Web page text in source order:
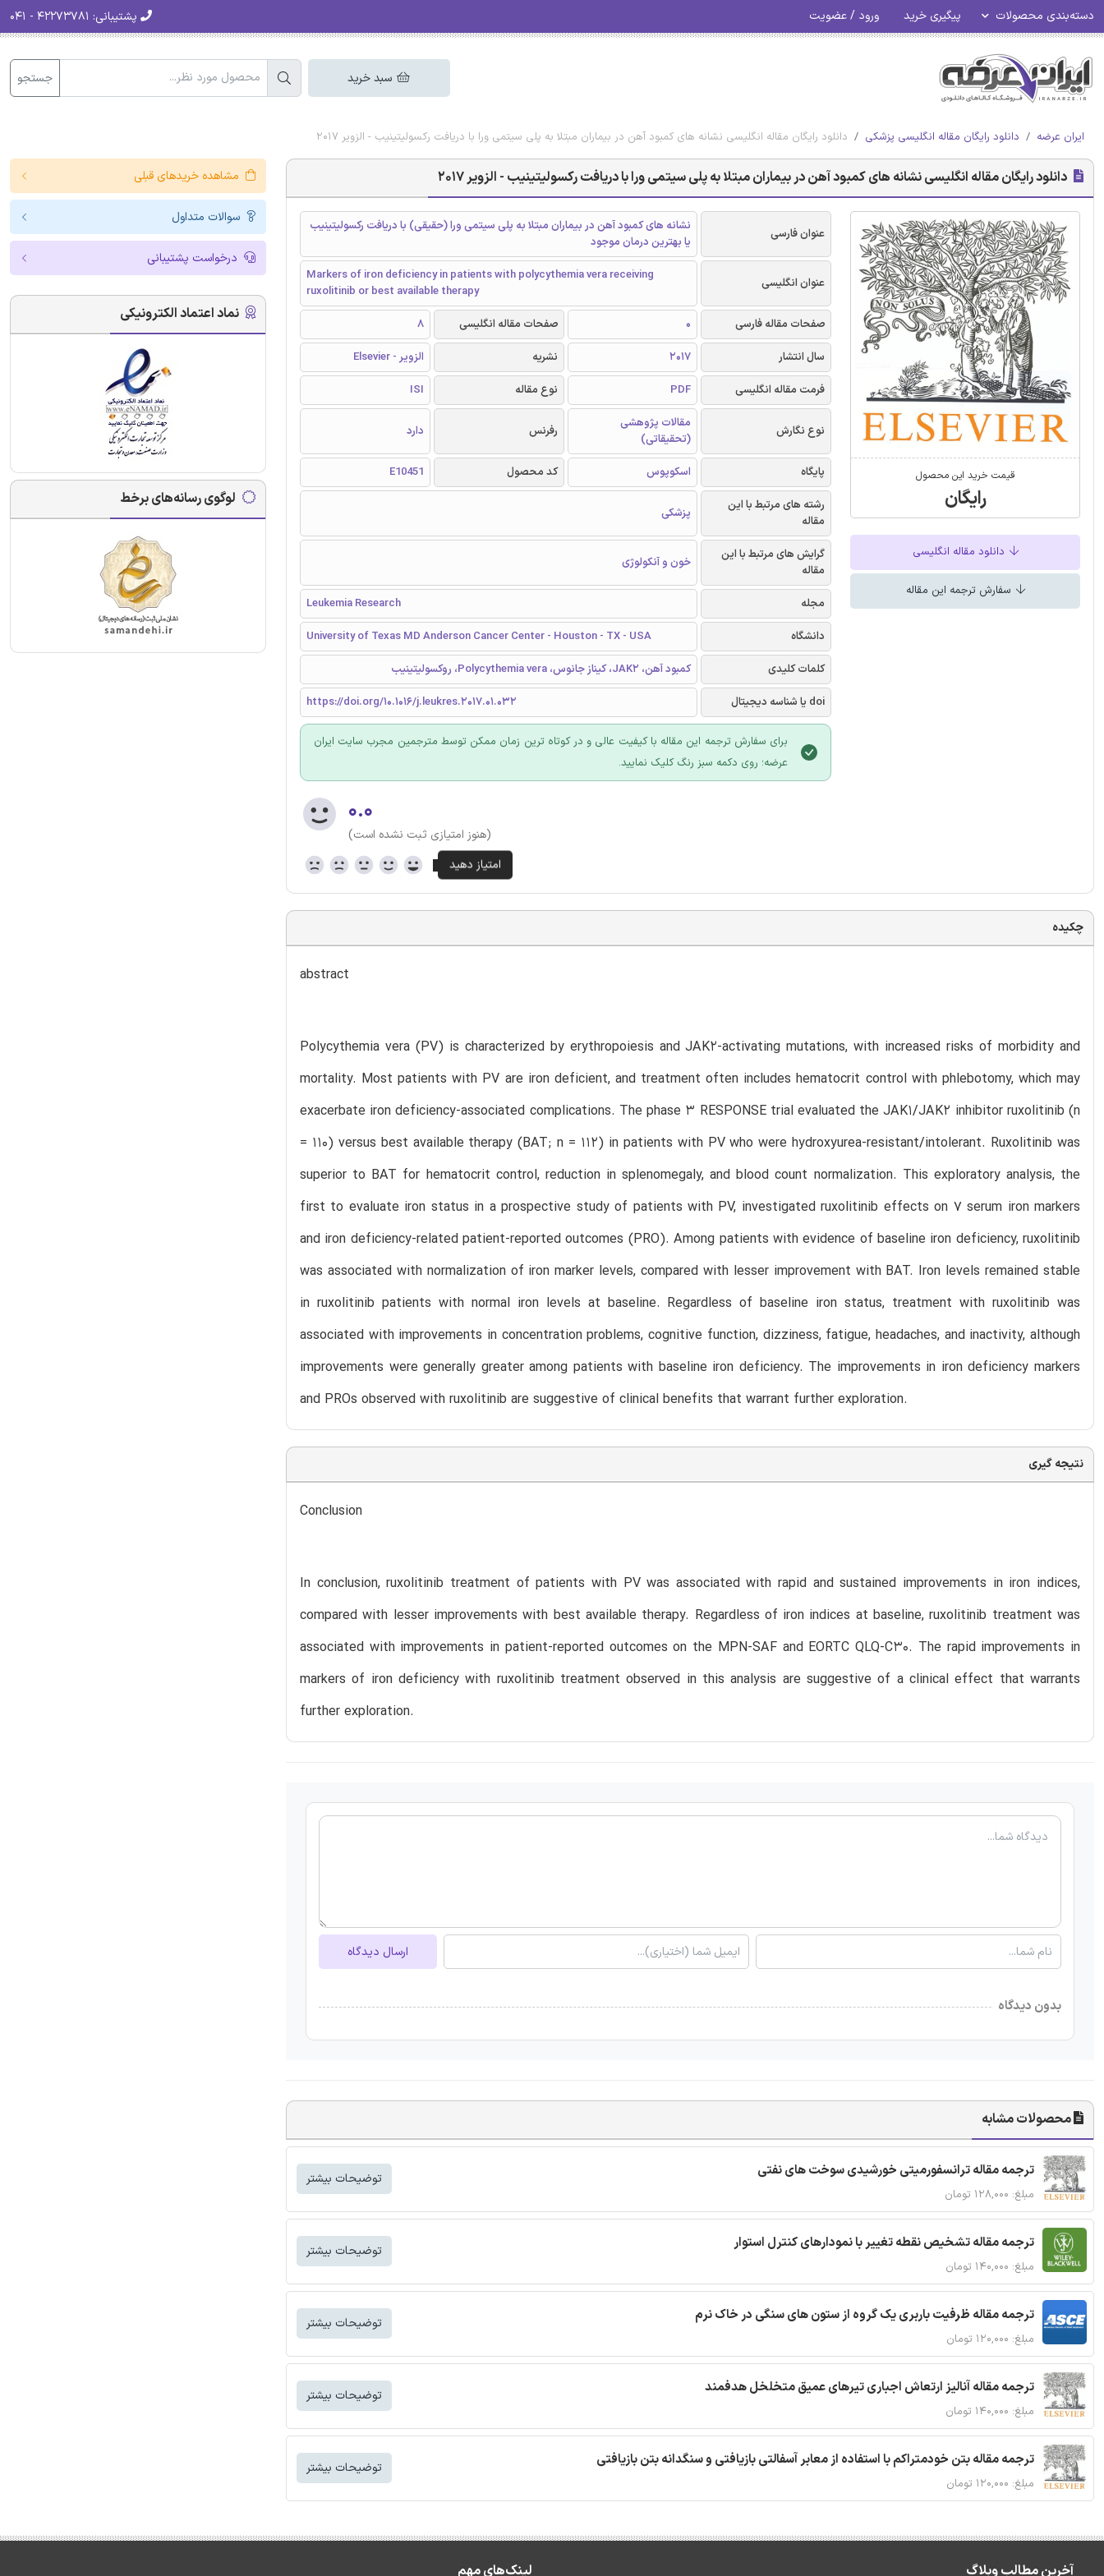
دسته‌بندی محصولات پیگیری خرید ورود / عضویت پشتیبانی:
سبد خرید جستجو
ایران عرضه دانلود رایگان مقاله انگلیسی پزشکی دانلود رایگان مقاله انگلیسی نشانه های کمبود آهن در بیماران مبتلا به پلی سیتمی ورا با دریافت رکسولیتینیب - الزویر 2017
دانلود رایگان مقاله انگلیسی نشانه های کمبود آهن در بیماران مبتلا به پلی سیتمی ورا با دریافت رکسولیتینیب - الزویر 2017
قیمت خرید این محصول
رایگان
دانلود مقاله انگلیسی
سفارش ترجمه این مقاله
عنوان فارسی
نشانه های کمبود آهن در بیماران مبتلا به پلی سیتمی ورا (حقیقی) با دریافت رکسولیتینیب
یا بهترین درمان موجود
عنوان انگلیسی
Markers of iron deficiency in patients with polycythemia vera receiving
ruxolitinib or best available therapy
صفحات مقاله فارسی
0 صفحات مقاله انگلیسی
8
سال انتشار
2017 نشریه
الزویر - Elsevier
فرمت مقاله انگلیسی
PDF نوع مقاله ISI
نوع نگارش
مقالات پژوهشی
(تحقیقاتی)
رفرنس دارد
پایگاه اسکوپوس کد محصول
E10451
رشته های مرتبط با این
مقاله
پزشکی
گرایش های مرتبط با این
مقاله
خون و آنکولوژی
مجله
Leukemia Research
دانشگاه
University of Texas MD Anderson Cancer Center - Houston - TX - USA
کلمات کلیدی
کمبود آهن، JAK2، کیناز جانوس، Polycythemia vera، روکسولیتینیب
doi یا شناسه دیجیتال
https://doi.org/10.1016/j.leukres.2017.01.032
برای سفارش ترجمه این مقاله با کیفیت عالی و در کوتاه ترین زمان ممکن توسط مترجمین مجرب سایت ایران
عرضه؛ روی دکمه سبز رنگ کلیک نمایید.
۰.۰
(هنوز امتیازی ثبت نشده است)
چکیده
abstract
Polycythemia vera (PV) is characterized by erythropoiesis and JAK2-activating mutations, with increased risks of morbidity and
mortality. Most patients with PV are iron deficient, and treatment often includes hematocrit control with phlebotomy, which may
exacerbate iron deficiency-associated complications. The phase 3 RESPONSE trial evaluated the JAK1/JAK2 inhibitor ruxolitinib (n
= 110) versus best available therapy (BAT; n = 112) in patients with PV who were hydroxyurea-resistant/intolerant. Ruxolitinib was
superior to BAT for hematocrit control, reduction in splenomegaly, and blood count normalization. This exploratory analysis, the
first to evaluate iron status in a prospective study of patients with PV, investigated ruxolitinib effects on 7 serum iron markers
and iron deficiency-related patient-reported outcomes (PRO). Among patients with evidence of baseline iron deficiency, ruxolitinib
was associated with normalization of iron marker levels, compared with lesser improvement with BAT. Iron levels remained stable
in ruxolitinib patients with normal iron levels at baseline. Regardless of baseline iron status, treatment with ruxolitinib was
associated with improvements in concentration problems, cognitive function, dizziness, fatigue, headaches, and inactivity, although
improvements were generally greater among patients with baseline iron deficiency. The improvements in iron deficiency markers
and PROs observed with ruxolitinib are suggestive of clinical benefits that warrant further exploration.
نتیجه گیری
Conclusion
In conclusion, ruxolitinib treatment of patients with PV was associated with rapid and sustained improvements in iron indices,
compared with lesser improvements with best available therapy. Regardless of iron indices at baseline, ruxolitinib treatment was
associated with improvements in patient-reported outcomes on the MPN-SAF and EORTC QLQ-C30. The rapid improvements in
markers of iron deficiency with ruxolitinib treatment observed in this analysis are suggestive of a clinical effect that warrants
further exploration.
ارسال دیدگاه
بدون دیدگاه
محصولات مشابه
ترجمه مقاله ترانسفورمیتی خورشیدی سوخت های نفتی
مبلغ: ۱۲۸,۰۰۰ تومان
توضیحات بیشتر
ترجمه مقاله تشخیص نقطه تغییر با نمودارهای کنترل استوار
مبلغ: ۱۴۰,۰۰۰ تومان
توضیحات بیشتر
ترجمه مقاله ظرفیت باربری یک گروه از ستون های سنگی در خاک نرم
مبلغ: ۱۲۰,۰۰۰ تومان
توضیحات بیشتر
ترجمه مقاله آنالیز ارتعاش اجباری تیرهای عمیق متخلخل هدفمند
مبلغ: ۱۴۰,۰۰۰ تومان
توضیحات بیشتر
ترجمه مقاله بتن خودمتراکم با استفاده از معابر آسفالتی بازیافتی و سنگدانه بتن بازیافتی
مبلغ: ۱۲۰,۰۰۰ تومان
توضیحات بیشتر
مشاهده خریدهای قبلی
سوالات متداول
درخواست پشتیبانی
نماد اعتماد الکترونیکی
لوگوی رسانه‌های برخط
آخرین مطالب وبلاگ لینک‌های مهم